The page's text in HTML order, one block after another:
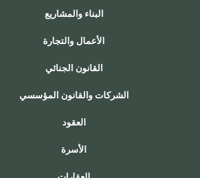
البناء والمشاريع
الأعمال والتجارة
القانون الجنائي
الشركات والقانون المؤسسي
العقود
الأسرة